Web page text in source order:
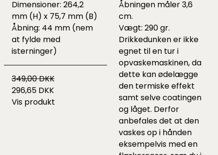
Dimensioner: 264,2
mm (H) x 75,7 mm (B)
Åbning: 44 mm (nem
at fylde med
isterninger)
349,00 DKK
296,65 DKK
Vis produkt
Åbningen måler 3,6
cm.
Vægt: 290 gr.
Drikkedunken er ikke
egnet til en tur i
opvaskemaskinen, da
dette kan ødelægge
den termiske effekt
samt selve coatingen
og låget. Derfor
anbefales det at den
vaskes op i hånden
eksempelvis med en